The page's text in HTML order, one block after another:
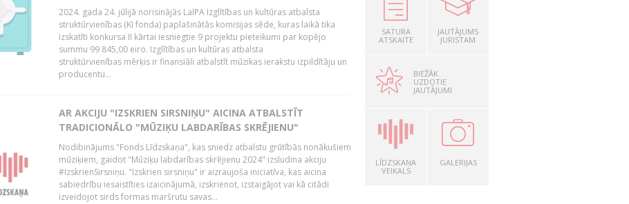
2024. gada 24. jūlijā norisinājās LaIPA Izglītības un kultūras atbalsta
struktūrvienības (KI fonda) paplašinātās komisijas sēde, kuras laikā tika
izskatīti konkursa II kārtai iesniegtie 9 projektu pieteikumi par kopējo
summu 99 845,00 eiro. Izglītības un kultūras atbalsta
struktūrvienības mērķis ir finansiāli atbalstīt mūzikas ierakstu izpildītāju un
producentu...
AR AKCIJU "IZSKRIEN SIRSNIŅU" AICINA ATBALSTĪT
TRADICIONĀLO "MŪZIĶU LABDARĪBAS SKRĒJIENU"
Nodibinājums "Fonds Līdzskaņa", kas sniedz atbalstu grūtībās nonākušiem
mūziķiem, gaidot "Mūziķu labdarības skrējienu 2024" izsludina akciju
#IzskrienSirsniņu. "Izskrien sirsniņu" ir aizraujoša iniciatīva, kas aicina
sabiedrību iesaistīties izaicinājumā, izskrienot, izstaigājot vai kā citādi
izveidojot sirds formas maršrutu savas...
SATURA
ATSKAITE
JAUTĀJUMS
JURISTAM
BIEŽĀK
UZDOTIE
JAUTĀJUMI
LĪDZSKAŅA
VEIKALS
GALERIJAS